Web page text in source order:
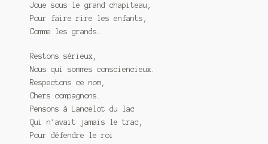
Joue sous le grand chapiteau,
Pour faire rire les enfants,
Comme les grands.
Restons sérieux,
Nous qui sommes consciencieux.
Respectons ce nom,
Chers compagnons.
Pensons à Lancelot du lac
Qui n’avait jamais le trac,
Pour défendre le roi